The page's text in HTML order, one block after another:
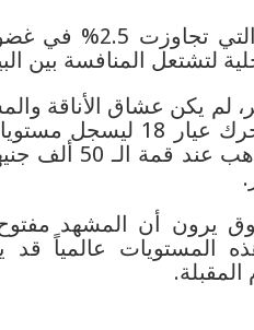
القفزة العالمية
لتشتعل المنافسة بين
لم يكن عشاق الأناقة
استقر الجنيه
يرون أن المشهد
المستويات عالمياً